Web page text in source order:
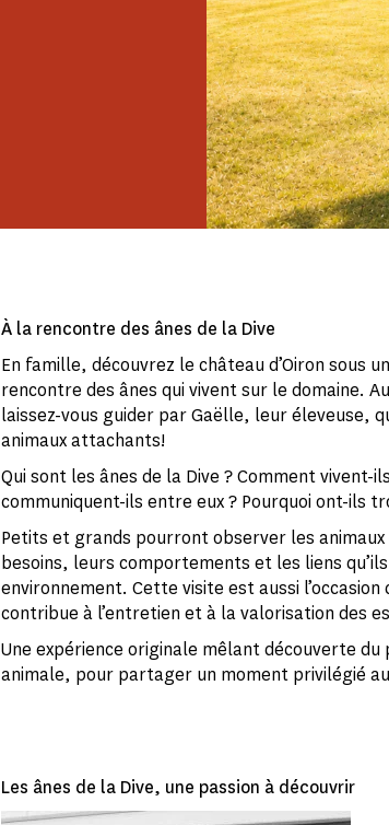
À la rencontre des ânes de la Dive
En famille, découvrez le château d’Oiron sous
rencontre des ânes qui vivent sur le domaine.
laissez-vous guider par Gaëlle, leur éleveuse,
animaux attachants!
Qui sont les ânes de la Dive ? Comment vivent-
communiquent-ils entre eux ? Pourquoi ont-ils
Petits et grands pourront observer les
besoins, leurs comportements et les liens
environnement. Cette visite est aussi
contribue à l’entretien et à la valorisation des
Une expérience originale mêlant découverte
animale, pour partager un moment privilégié
Les ânes de la Dive, une passion à découvrir